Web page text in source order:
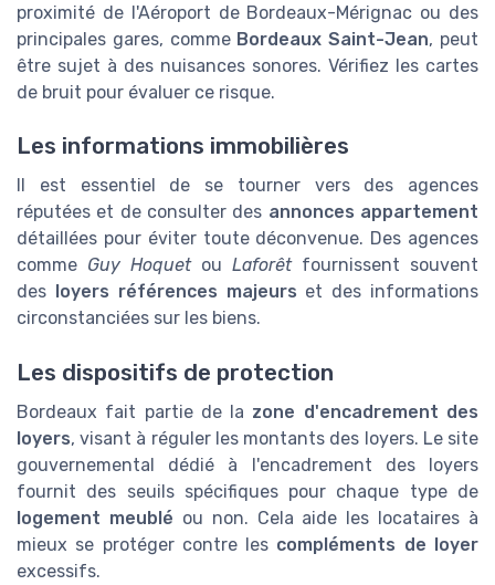
proximité de l'Aéroport de Bordeaux-Mérignac ou des
principales gares, comme Bordeaux Saint-Jean, peut
être sujet à des nuisances sonores. Vérifiez les cartes
de bruit pour évaluer ce risque.
Les informations immobilières
Il est essentiel de se tourner vers des agences
réputées et de consulter des annonces appartement
détaillées pour éviter toute déconvenue. Des agences
comme Guy Hoquetou Laforêtfournissent souvent
des
loyers références majeurs et des informations
circonstanciées sur les biens.
Les dispositifs de protection
Bordeaux fait partie de la zone d'encadrement des
loyers, visant à réguler les montants des loyers. Le site
gouvernemental dédié à l'encadrement des loyers
fournit des seuils spécifiques pour chaque type de
logement meublé ou non. Cela aide les locataires à
mieux se protéger contre les compléments de loyer
excessifs.